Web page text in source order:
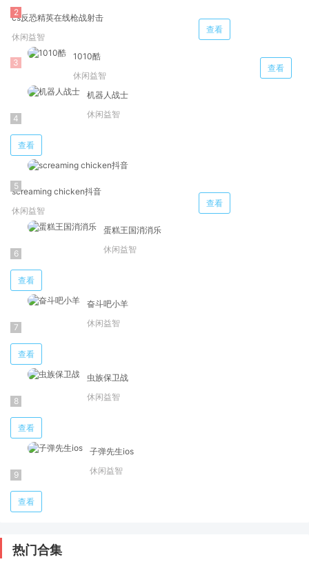
cs反恐精英在线枪战射击
休闲益智
查看
1010酷
休闲益智
查看
机器人战士
休闲益智
查看
screaming chicken抖音
休闲益智
查看
蛋糕王国消消乐
休闲益智
查看
奋斗吧小羊
休闲益智
查看
虫族保卫战
休闲益智
查看
子弹先生ios
休闲益智
查看
热门合集